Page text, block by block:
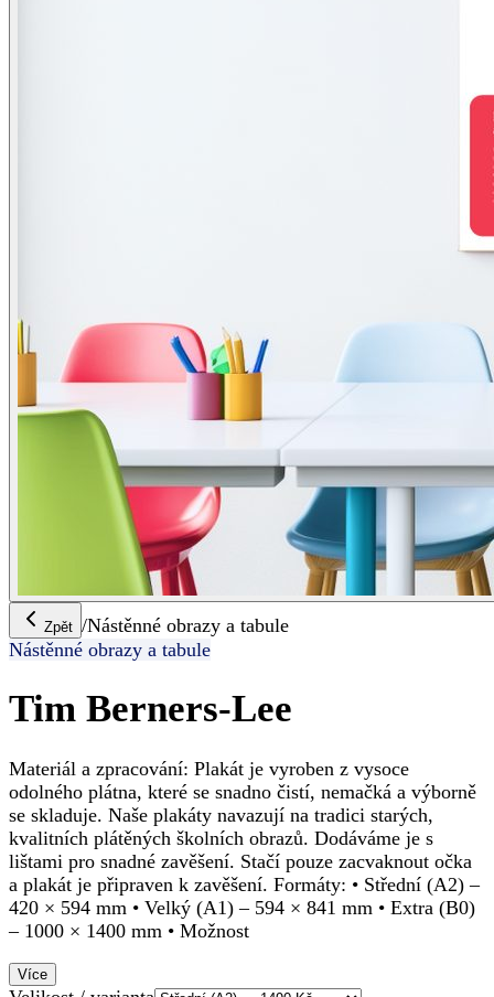
Zpět /Nástěnné obrazy a tabule
Nástěnné obrazy a tabule
Tim Berners-Lee
Materiál a zpracování: Plakát je vyroben z vysoce
odolného plátna, které se snadno čistí, nemačká a výborně
se skladuje. Naše plakáty navazují na tradici starých,
kvalitních plátěných školních obrazů. Dodáváme je s
lištami pro snadné zavěšení. Stačí pouze zacvaknout očka
a plakát je připraven k zavěšení. Formáty: • Střední (A2) –
420 × 594 mm • Velký (A1) – 594 × 841 mm • Extra (B0)
– 1000 × 1400 mm • Možnost
Více